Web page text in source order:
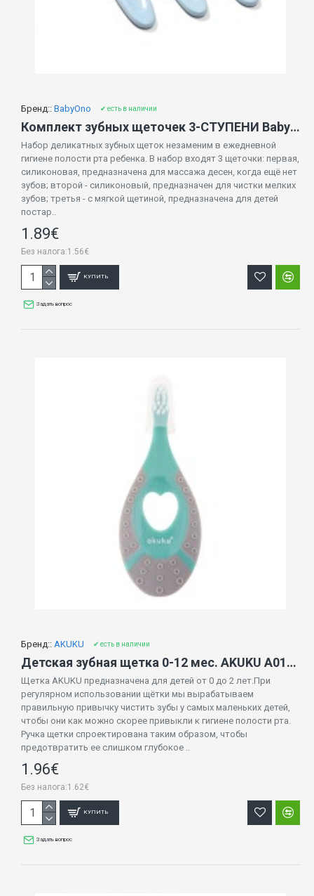
Бренд:: BabyOno ✔ есть в наличии
Комплект зубных щеточек 3-СТУПЕНИ BabyOno 550/02 blue
Набор деликатных зубных щеток незаменим в ежедневной
гигиене полости рта ребенка. В набор входят 3 щеточки: первая,
силиконовая, предназначена для массажа десен, когда ещё нет
зубов; второй - силиконовый, предназначен для чистки мелких
зубов; третья - с мягкой щетиной, предназначена для детей
постар..
1.89€
Без налога:1.56€
КУПИТЬ
Задать вопрос
Бренд:: AKUKU ✔ есть в наличии
Детская зубная щетка 0-12 мес. AKUKU A0157
Щетка AKUKU предназначена для детей от 0 до 2 лет.При
регулярном использовании щётки мы вырабатываем
правильную привычку чистить зубы у самых маленьких детей,
чтобы они как можно скорее привыкли к гигиене полости рта.
Ручка щетки спроектирована таким образом, чтобы
предотвратить ее слишком глубокое ..
1.96€
Без налога:1.62€
КУПИТЬ
Задать вопрос